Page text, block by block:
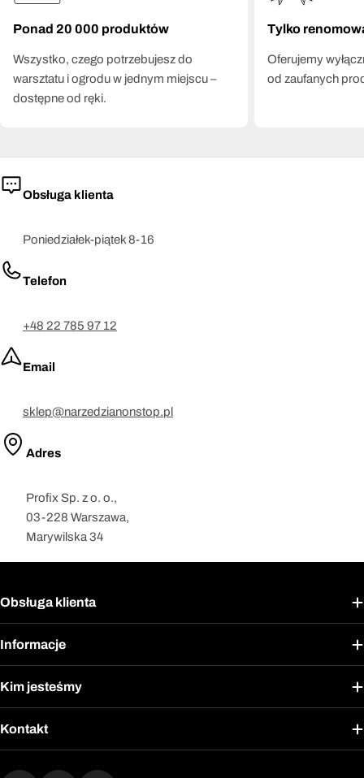
Ponad 20 000 produktów
Wszystko, czego potrzebujesz do
warsztatu i ogrodu w jednym miejscu –
dostępne od ręki.
Tylko
Oferujemy
od zaufanych
Obsługa klienta
Poniedziałek-piątek 8-16
Telefon
+48 22 785 97 12
Email
sklep@narzedzianonstop.pl
Adres
Profix Sp. z o. o.,
03-228 Warszawa,
Marywilska 34
Obsługa klienta
Informacje
Kim jesteśmy
Kontakt